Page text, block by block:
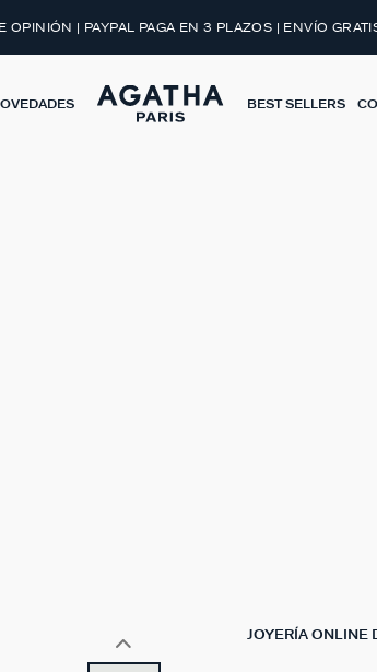
OPINIÓN | PAYPAL PAGA EN 3 PLAZOS | ENVÍO
BEST SELLERS
JOYERÍA ONLINE